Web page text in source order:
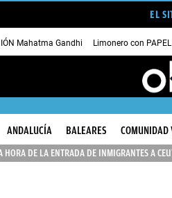
EL
Mahatma Gandhi Limonero con
ANDALUCÍA BALEARES COMUNIDAD
HORA DE LA ENTRADA DE INMIGRANTES A